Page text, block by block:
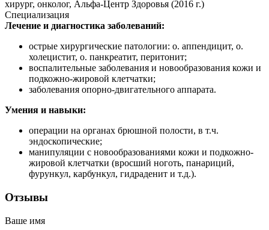
хирург, онколог, Альфа-Центр Здоровья (2016 г.)
Специализация
Лечение и диагностика заболеваний:
острые хирургические патологии: о. аппендицит, о.
холецистит, о. панкреатит, перитонит;
воспалительные заболевания и новообразования кожи и
подкожно-жировой клетчатки;
заболевания опорно-двигательного аппарата.
Умения и навыки:
операции на органах брюшной полости, в т.ч.
эндоскопические;
манипуляции с новообразованиями кожи и подкожно-
жировой клетчатки (вросший ноготь, панариций,
фурункул, карбункул, гидраденит и т.д.).
Отзывы
Ваше имя